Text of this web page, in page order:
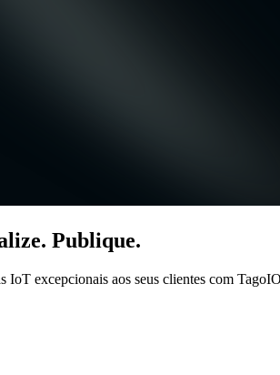
Publique.
IoT excepcionais aos seus clientes com